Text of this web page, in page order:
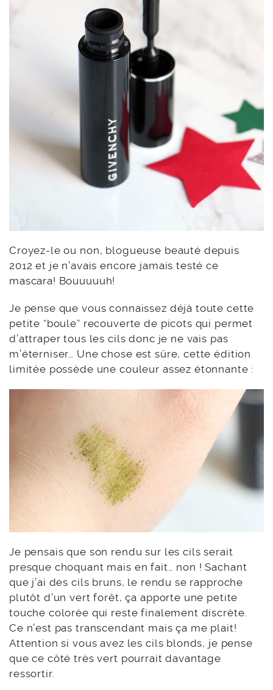
Croyez-le ou non, blogueuse beauté depuis
2012 et je n’avais encore jamais testé ce
mascara! Bouuuuuh!
Je pense que vous connaissez déjà toute cette
petite “boule” recouverte de picots qui permet
d’attraper tous les cils donc je ne vais pas
m’éterniser… Une chose est sûre, cette édition
limitée possède une couleur assez étonnante :
Je pensais que son rendu sur les cils serait
presque choquant mais en fait… non ! Sachant
que j’ai des cils bruns, le rendu se rapproche
plutôt d’un vert forêt, ça apporte une petite
touche colorée qui reste finalement discrète.
Ce n’est pas transcendant mais ça me plait!
Attention si vous avez les cils blonds, je pense
que ce côté très vert pourrait davantage
ressortir.